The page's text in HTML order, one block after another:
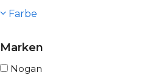
Marken
Nogan
Farbe